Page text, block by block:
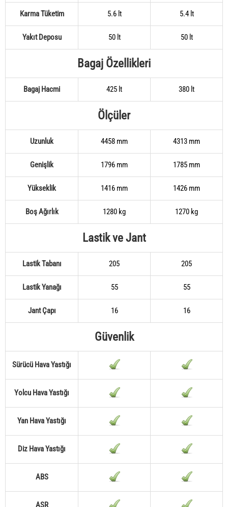
Karma Tüketim 5.6 lt 5.4 lt
Yakıt Deposu 50 lt 50 lt
Bagaj Özellikleri
Bagaj Hacmi 425 lt 380 lt
Ölçüler
Uzunluk 4458 mm 4313 mm
Genişlik 1796 mm 1785 mm
Yükseklik 1416 mm 1426 mm
Boş Ağırlık 1280 kg 1270 kg
Lastik ve Jant
Lastik Tabanı 205 205
Lastik Yanağı 55 55
Jant Çapı 16 16
Güvenlik
Sürücü Hava Yastığı
Yolcu Hava Yastığı
Yan Hava Yastığı
Diz Hava Yastığı
ABS
ASR